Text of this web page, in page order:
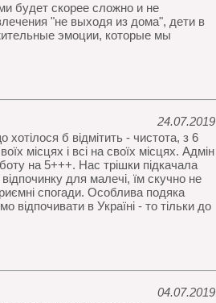
будет скорее сложно и не
"не выходя из дома", дети в
эмоции, которые мы
24.07.2019
б відмітить - чистота, з 6
місцях і всі на своїх місцях. Адмін
на 5+++. Нас трішки підкачала
для малечі, їм скучно не
спогади. Особлива подяка
в Україні - то тільки до
04.07.2019